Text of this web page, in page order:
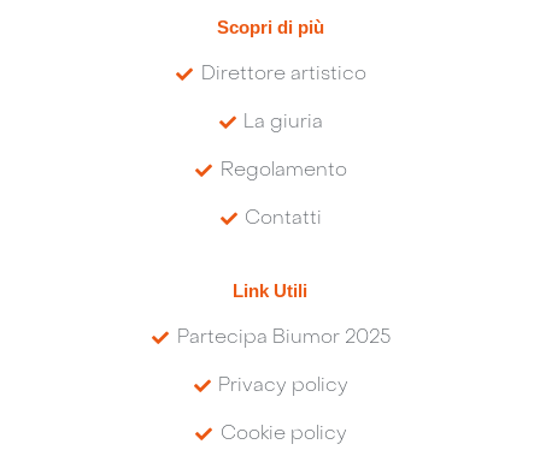
Scopri di più
Direttore artistico
La giuria
Regolamento
Contatti
Link Utili
Partecipa Biumor 2025
Privacy policy
Cookie policy